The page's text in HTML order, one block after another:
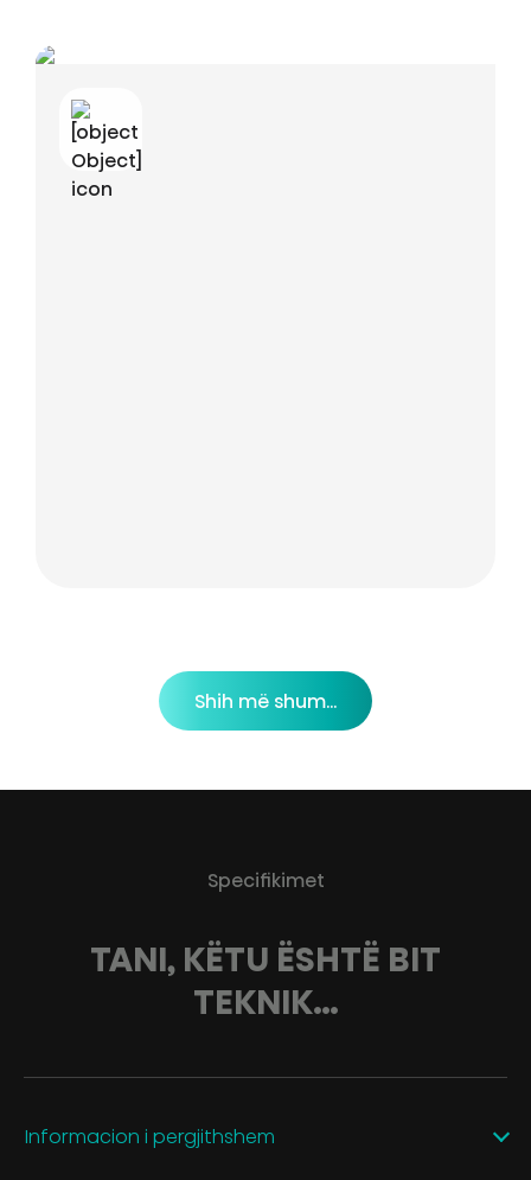
Shih më shum...
Specifikimet
TANI, KËTU ËSHTË BIT
TEKNIK…
Informacion i pergjithshem